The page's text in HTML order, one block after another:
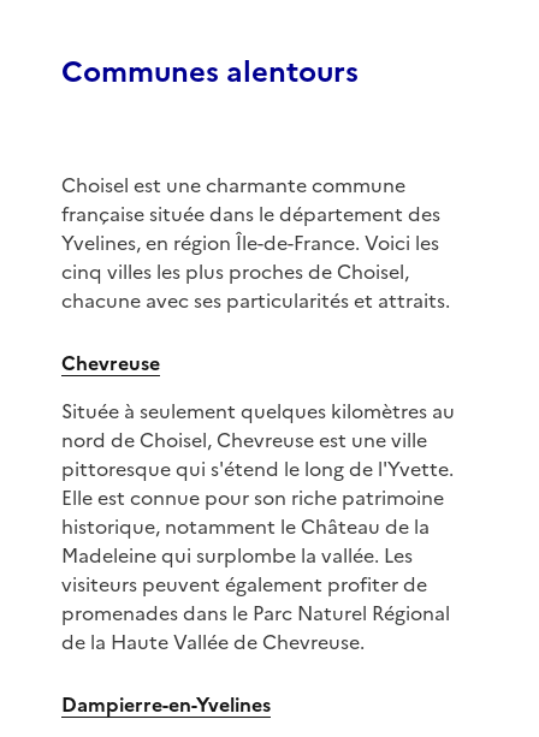
Communes alentours
Choisel est une charmante commune
française située dans le département des
Yvelines, en région Île-de-France. Voici les
cinq villes les plus proches de Choisel,
chacune avec ses particularités et attraits.
Chevreuse
Située à seulement quelques kilomètres au
nord de Choisel, Chevreuse est une ville
pittoresque qui s'étend le long de l'Yvette.
Elle est connue pour son riche patrimoine
historique, notamment le Château de la
Madeleine qui surplombe la vallée. Les
visiteurs peuvent également profiter de
promenades dans le Parc Naturel Régional
de la Haute Vallée de Chevreuse.
Dampierre-en-Yvelines